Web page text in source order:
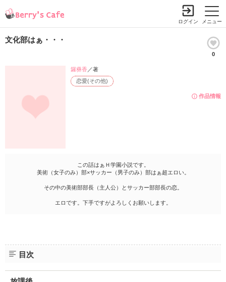
メニュー
ログイン
文化部はぁ・・・
0
作品情報
恋愛(その他)
鑼彝香／著
この話はぁＨ学園小説です。
美術（女子のみ）部×サッカー（男子のみ）部はぁ超エロい。
その中の美術部部長（主人公）とサッカー部部長の恋。
エロです。下手ですがよろしくお願いします。
目次